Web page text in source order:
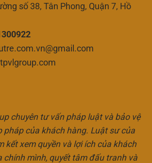
số 38, Tân Phong, Quận 7, Hồ
chuyên tư vấn pháp luật và bảo vệ
pháp của khách hàng. Luật sư của
kết xem quyền và lợi ích của khách
chính mình, quyết tâm đấu tranh và